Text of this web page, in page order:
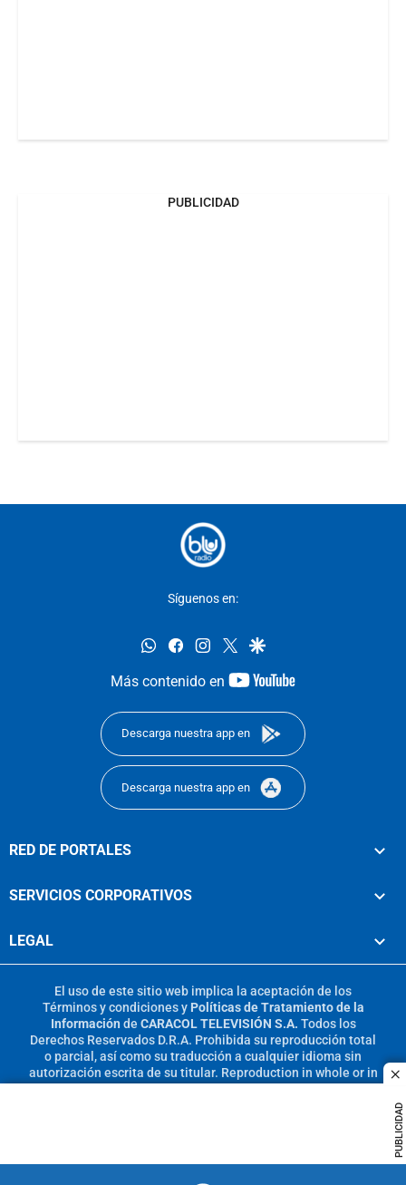
PUBLICIDAD
PUBLICIDAD
Síguenos en:
whatsappfacebookinstagram
twittergoogle
Más contenido en
youtube-
Descarga nuestra app en
Descarga nuestra app en
RED DE PORTALES
SERVICIOS CORPORATIVOS
LEGAL
El uso de este sitio web implica la aceptación de los
Términos y condicionesy Políticas de Tratamiento de la
Información de CARACOL TELEVISIÓN S.A. Todos los
Derechos Reservados D.R.A. Prohibida su reproducción total
o parcial, así como su traducción a cualquier idioma sin
autorización escrita de su titular. Reproduction in whole or in